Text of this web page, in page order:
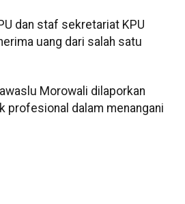
dan staf sekretariat KPU
uang dari salah satu
Morowali dilaporkan
profesional dalam menangani